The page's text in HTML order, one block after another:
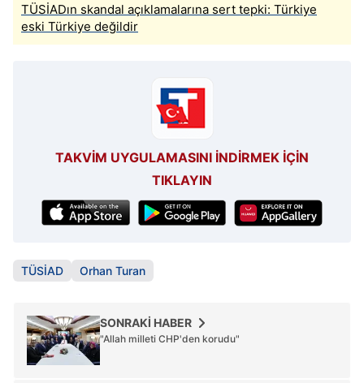
TÜSİADın skandal açıklamalarına sert tepki: Türkiye
eski Türkiye değildir
TAKVİM UYGULAMASINI İNDİRMEK İÇİN
TIKLAYIN
TÜSİAD Orhan Turan
SONRAKİ HABER
"Allah milleti CHP'den korudu"